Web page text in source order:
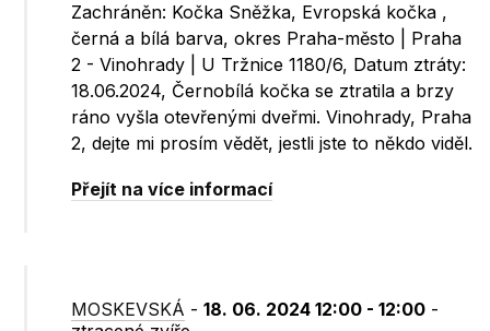
Zachráněn: Kočka Sněžka, Evropská kočka ,
černá a bílá barva, okres Praha-město | Praha
2 - Vinohrady | U Tržnice 1180/6, Datum ztráty:
18.06.2024, Černobílá kočka se ztratila a brzy
ráno vyšla otevřenými dveřmi. Vinohrady, Praha
2, dejte mi prosím vědět, jestli jste to někdo viděl.
Přejít na více informací
MOSKEVSKÁ -18. 06. 2024 12:00 - 12:00 -